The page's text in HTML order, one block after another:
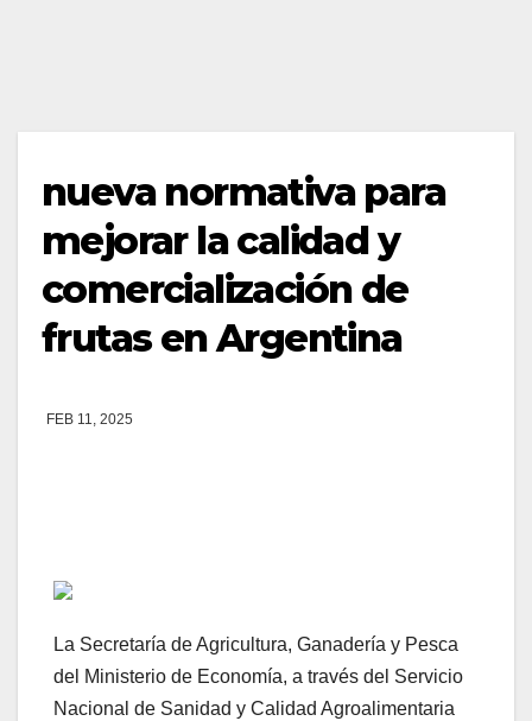
nueva normativa para
mejorar la calidad y
comercialización de
frutas en Argentina
FEB 11, 2025
La Secretaría de Agricultura, Ganadería y Pesca
del Ministerio de Economía, a través del Servicio
Nacional de Sanidad y Calidad Agroalimentaria